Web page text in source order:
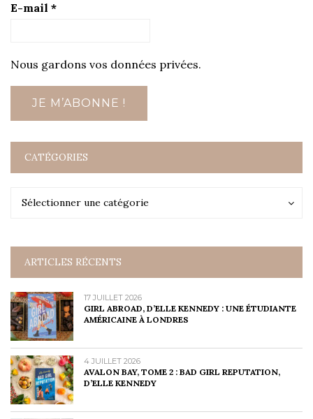
E-mail *
Nous gardons vos données privées.
CATÉGORIES
Sélectionner une catégorie
Catégories
ARTICLES RÉCENTS
17 JUILLET 2026
GIRL ABROAD, D’ELLE KENNEDY : UNE ÉTUDIANTE
AMÉRICAINE À LONDRES
4 JUILLET 2026
AVALON BAY, TOME 2 : BAD GIRL REPUTATION,
D’ELLE KENNEDY